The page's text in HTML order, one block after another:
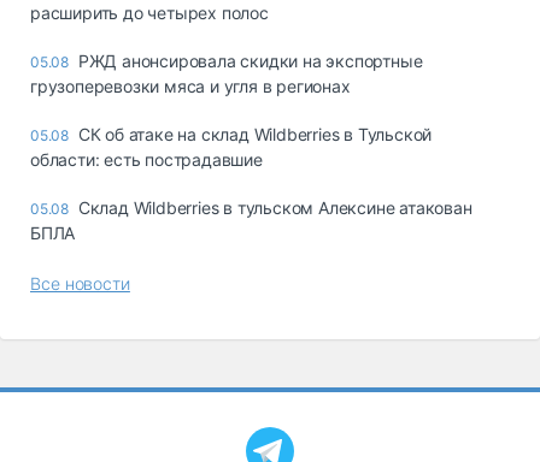
расширить до четырех полос
05.08 РЖД анонсировала скидки на экспортные
грузоперевозки мяса и угля в регионах
05.08 СК об атаке на склад Wildberries в Тульской
области: есть пострадавшие
05.08 Склад Wildberries в тульском Алексине атакован
БПЛА
Все новости